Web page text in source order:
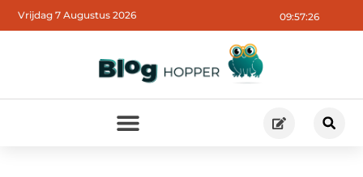
09:57:27
Vrijdag 7 Augustus 2026